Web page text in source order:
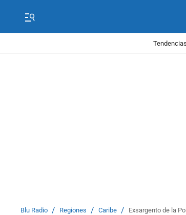
Blu Radio / Regiones / Caribe / Exsargento de la